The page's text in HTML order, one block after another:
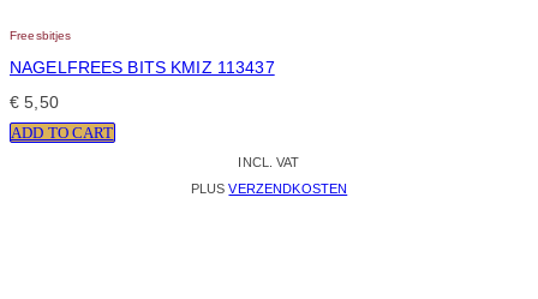
Freesbitjes
NAGELFREES BITS KMIZ 113437
€ 5,50
ADD TO CART
INCL. VAT
PLUSVERZENDKOSTEN